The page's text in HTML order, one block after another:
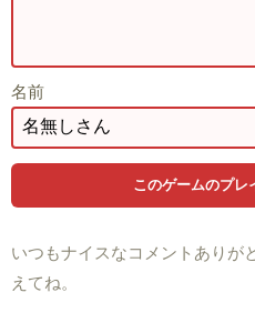
名前
いつもナイスなコメントありが
えてね。